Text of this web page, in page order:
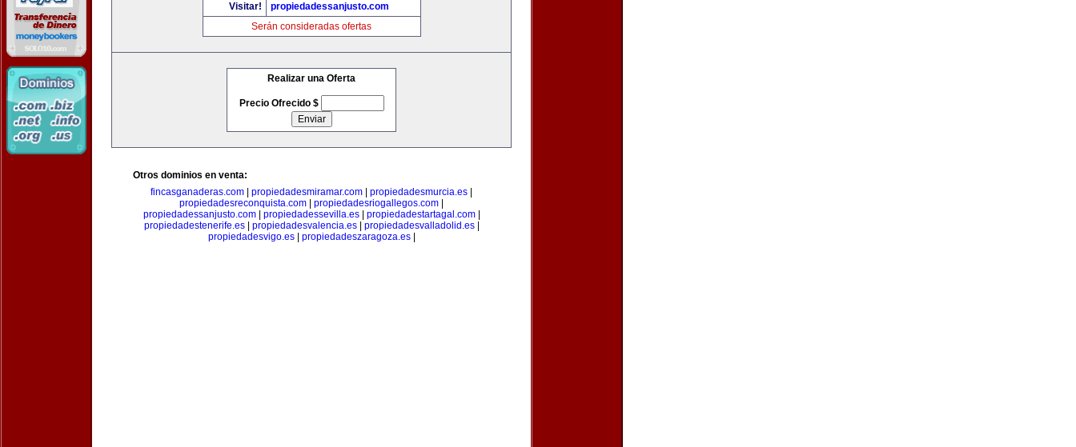
Visitar!
propiedadessanjusto.com
Serán consideradas ofertas
Realizar una Oferta
Precio Ofrecido $
Otros dominios en venta:
fincasganaderas.com
propiedadesmiramar.com propiedadesmurcia.es
propiedadesreconquista.com
propiedadesriogallegos.com
propiedadessanjusto.com| propiedadessevilla.es| propiedadestartagal.com|
propiedadestenerife.es| propiedadesvalencia.es| propiedadesvalladolid.es|
propiedadesvigo.es| propiedadeszaragoza.es|